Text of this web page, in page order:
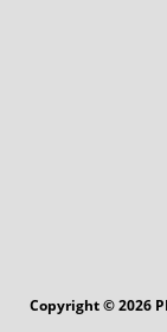
Copyright © 2026